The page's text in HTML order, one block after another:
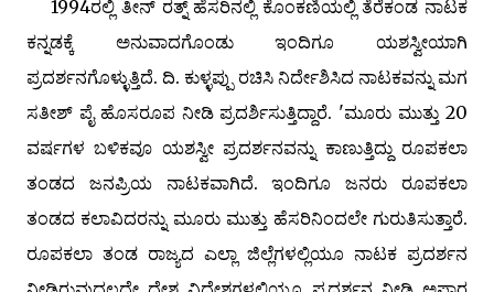
1994ರಲ್ಲಿ ತೀನ್ ರತ್ನ್ ಹೆಸರಿನಲ್ಲಿ ಕೊಂಕಣಿಯಲ್ಲಿ ತೆರೆಕಂಡ ನಾಟಕ
ಕನ್ನಡಕ್ಕೆ ಅನುವಾದಗೊಂಡು ಇಂದಿಗೂ ಯಶಸ್ವೀಯಾಗಿ
ಪ್ರದರ್ಶನಗೊಳ್ಳುತ್ತಿದೆ. ದಿ. ಕುಳ್ಳಪ್ಪು ರಚಿಸಿ ನಿರ್ದೇಶಿಸಿದ ನಾಟಕವನ್ನು ಮಗ
ಸತೀಶ್ ಪೈ ಹೊಸರೂಪ ನೀಡಿ ಪ್ರದರ್ಶಿಸುತ್ತಿದ್ದಾರೆ. 'ಮೂರು ಮುತ್ತು 20
ವರ್ಷಗಳ ಬಳಿಕವೂ ಯಶಸ್ವೀ ಪ್ರದರ್ಶನವನ್ನು ಕಾಣುತ್ತಿದ್ದು ರೂಪಕಲಾ
ತಂಡದ ಜನಪ್ರಿಯ ನಾಟಕವಾಗಿದೆ. ಇಂದಿಗೂ ಜನರು ರೂಪಕಲಾ
ತಂಡದ ಕಲಾವಿದರನ್ನು ಮೂರು ಮುತ್ತು ಹೆಸರಿನಿಂದಲೇ ಗುರುತಿಸುತ್ತಾರೆ.
ರೂಪಕಲಾ ತಂಡ ರಾಜ್ಯದ ಎಲ್ಲಾ ಜಿಲ್ಲೆಗಳಲ್ಲಿಯೂ ನಾಟಕ ಪ್ರದರ್ಶನ